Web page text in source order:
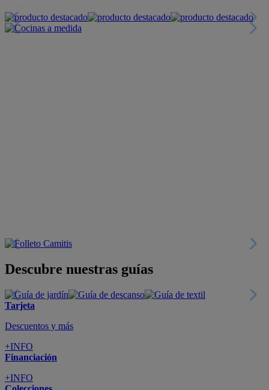
Crea tu propio estilo
Tranquilidad
6 años de Garantía Plus
+INFO
Catálogos
Miles de productos
+INFO
Por teléfono